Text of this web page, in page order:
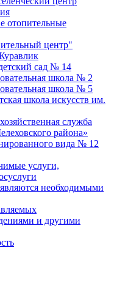
отопительные
центр"
сад № 14
школа № 2
школа № 5
школа искусств им.
служба
района»
вида № 12
услуги,
необходимыми
и другими